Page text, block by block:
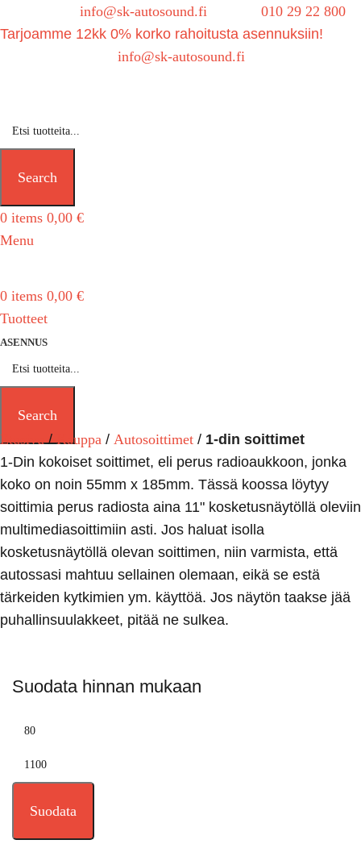
info@sk-autosound.fi
010 29 22 800
Tarjoamme 12kk 0% korko rahoitusta asennuksiin!
info@sk-autosound.fi
Search
0 items 0,00 €
Menu
0 items 0,00 €
Tuotteet
ASENNUS
Search
Etusivu
Kauppa Autosoittimet
1-din soittimet
1-Din kokoiset soittimet, eli perus radioaukkoon, jonka
koko on noin 55mm x 185mm. Tässä koossa löytyy
soittimia perus radiosta aina 11" kosketusnäytöllä oleviin
multimediasoittimiin asti. Jos haluat isolla
kosketusnäytöllä olevan soittimen, niin varmista, että
autossasi mahtuu sellainen olemaan, eikä se estä
tärkeiden kytkimien ym. käyttöä. Jos näytön taakse jää
puhallinsuulakkeet, pitää ne sulkea.
Suodata hinnan mukaan
Suodata